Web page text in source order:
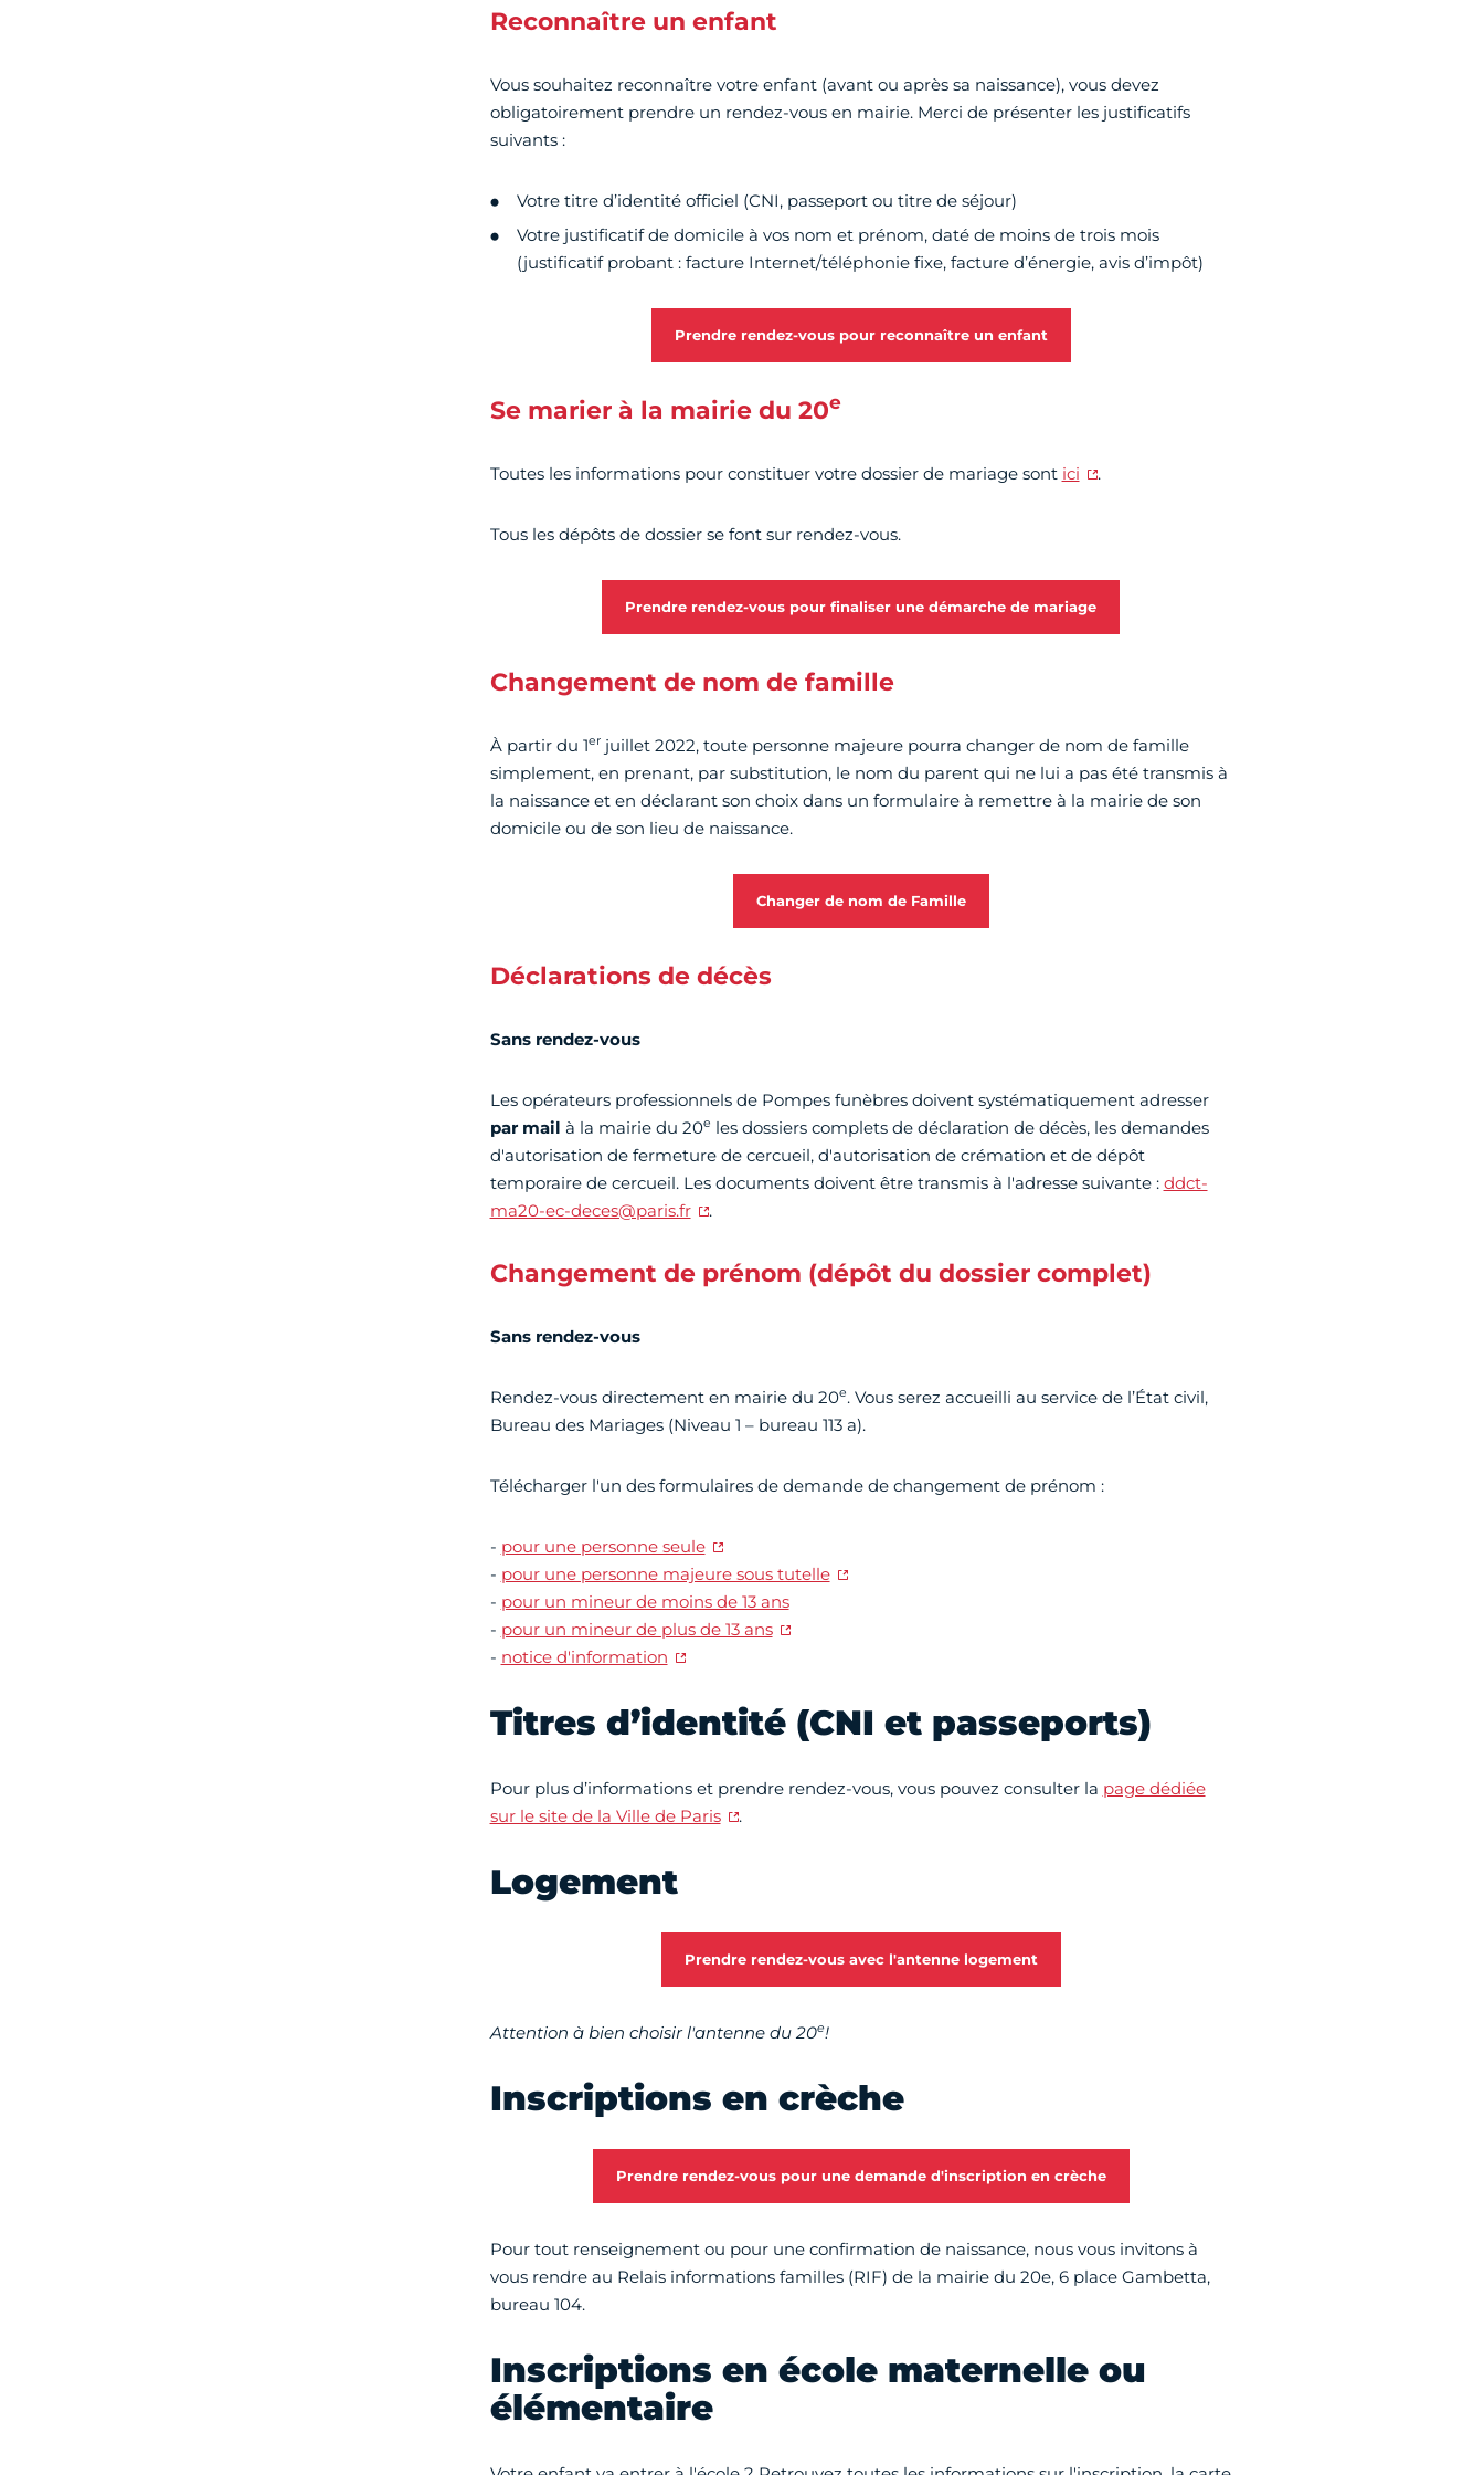
Reconnaître un enfant
Vous souhaitez reconnaître votre enfant (avant ou après sa naissance), vous devez
obligatoirement prendre un rendez-vous en mairie. Merci de présenter les justificatifs
suivants :
Votre titre d’identité officiel (CNI, passeport ou titre de séjour)
Votre justificatif de domicile à vos nom et prénom, daté de moins de trois mois
(justificatif probant : facture Internet/téléphonie fixe, facture d’énergie, avis d’impôt)
Prendre rendez-vous pour reconnaître un enfant
Se marier à la mairie du 20e
Toutes les informations pour constituer votre dossier de mariage sont ici .
Tous les dépôts de dossier se font sur rendez-vous.
Prendre rendez-vous pour finaliser une démarche de mariage
Changement de nom de famille
À partir du 1erjuillet 2022, toute personne majeure pourra changer de nom de famille
simplement, en prenant, par substitution, le nom du parent qui ne lui a pas été transmis à
la naissance et en déclarant son choix dans un formulaire à remettre à la mairie de son
domicile ou de son lieu de naissance.
Changer de nom de Famille
Déclarations de décès
Sans rendez-vous
Les opérateurs professionnels de Pompes funèbres doivent systématiquement adresser
par mail à la mairie du 20e les dossiers complets de déclaration de décès, les demandes
d'autorisation de fermeture de cercueil, d'autorisation de crémation et de dépôt
temporaire de cercueil. Les documents doivent être transmis à l'adresse suivante : ddct-
ma20-ec-deces@paris.fr
.
Changement de prénom (dépôt du dossier complet)
Sans rendez-vous
Rendez-vous directement en mairie du 20e. Vous serez accueilli au service de l’État civil,
Bureau des Mariages (Niveau 1 – bureau 113 a).
Télécharger l'un des formulaires de demande de changement de prénom :
- pour une personne seule
- pour une personne majeure sous tutelle
- pour un mineur de moins de 13 ans
- pour un mineur de plus de 13 ans
- notice d'information
Titres d’identité (CNI et passeports)
Pour plus d’informations et prendre rendez-vous, vous pouvez consulter la page dédiée
sur le site de la Ville de Paris
.
Logement
Prendre rendez-vous avec l'antenne logement
Attention à bien choisir l'antenne du 20e!
Inscriptions en crèche
Prendre rendez-vous pour une demande d'inscription en crèche
Pour tout renseignement ou pour une confirmation de naissance, nous vous invitons à
vous rendre au Relais informations familles (RIF) de la mairie du 20e, 6 place Gambetta,
bureau 104.
Inscriptions en école maternelle ou
élémentaire